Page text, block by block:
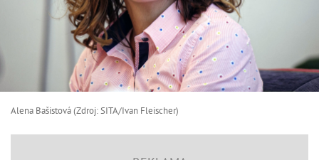
Alena Bašistová (Zdroj: SITA/Ivan Fleischer)